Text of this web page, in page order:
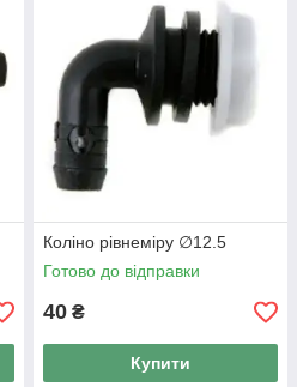
Коліно рівнеміру ∅12.5
Готово до відправки
40 ₴
Купити